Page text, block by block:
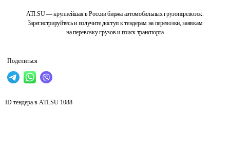
ATI.SU — крупнейшая в России биржа автомобильных грузоперевозок.
Зарегистрируйтесь и получите доступ к тендерам на перевозки, заявкам
на перевозку грузов и поиск транспорта
Поделиться
ID тендера в ATI.SU 1088